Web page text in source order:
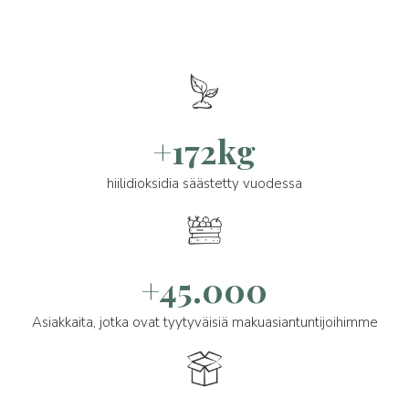
+172kg
hiilidioksidia säästetty vuodessa
+45.000
Asiakkaita, jotka ovat tyytyväisiä makuasiantuntijoihimme